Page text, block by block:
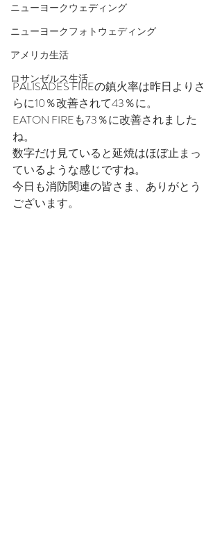
ニューヨークウェディング
ニューヨークフォトウェディング
アメリカ生活
ロサンゼルス生活
PALISADES FIREの鎮火率は昨日よりさ
らに10％改善されて43％に。
EATON FIREも73％に改善されました
ね。
数字だけ見ていると延焼はほぼ止まっ
ているような感じですね。
今日も消防関連の皆さま、ありがとう
ございます。